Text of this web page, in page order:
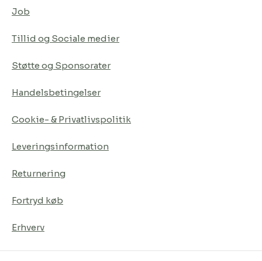
Job
Tillid og Sociale medier
Støtte og Sponsorater
Handelsbetingelser
Cookie- & Privatlivspolitik
Leveringsinformation
Returnering
Fortryd køb
Erhverv